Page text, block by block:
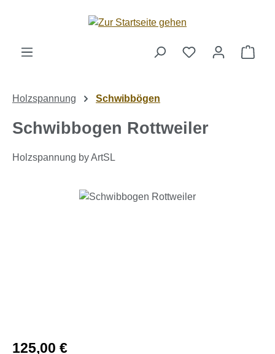
Zum Hauptinhalt springen
Holzspannung Schwibbögen
Schwibbogen Rottweiler
Holzspannung by ArtSL
Bildergalerie überspringen
Regulärer Preis:
125,00 €